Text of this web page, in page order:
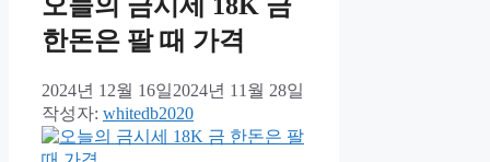
오늘의 금시세 18K 금
한돈은 팔 때 가격
2024년 12월 16일2024년 11월 28일
작성자: whitedb2020